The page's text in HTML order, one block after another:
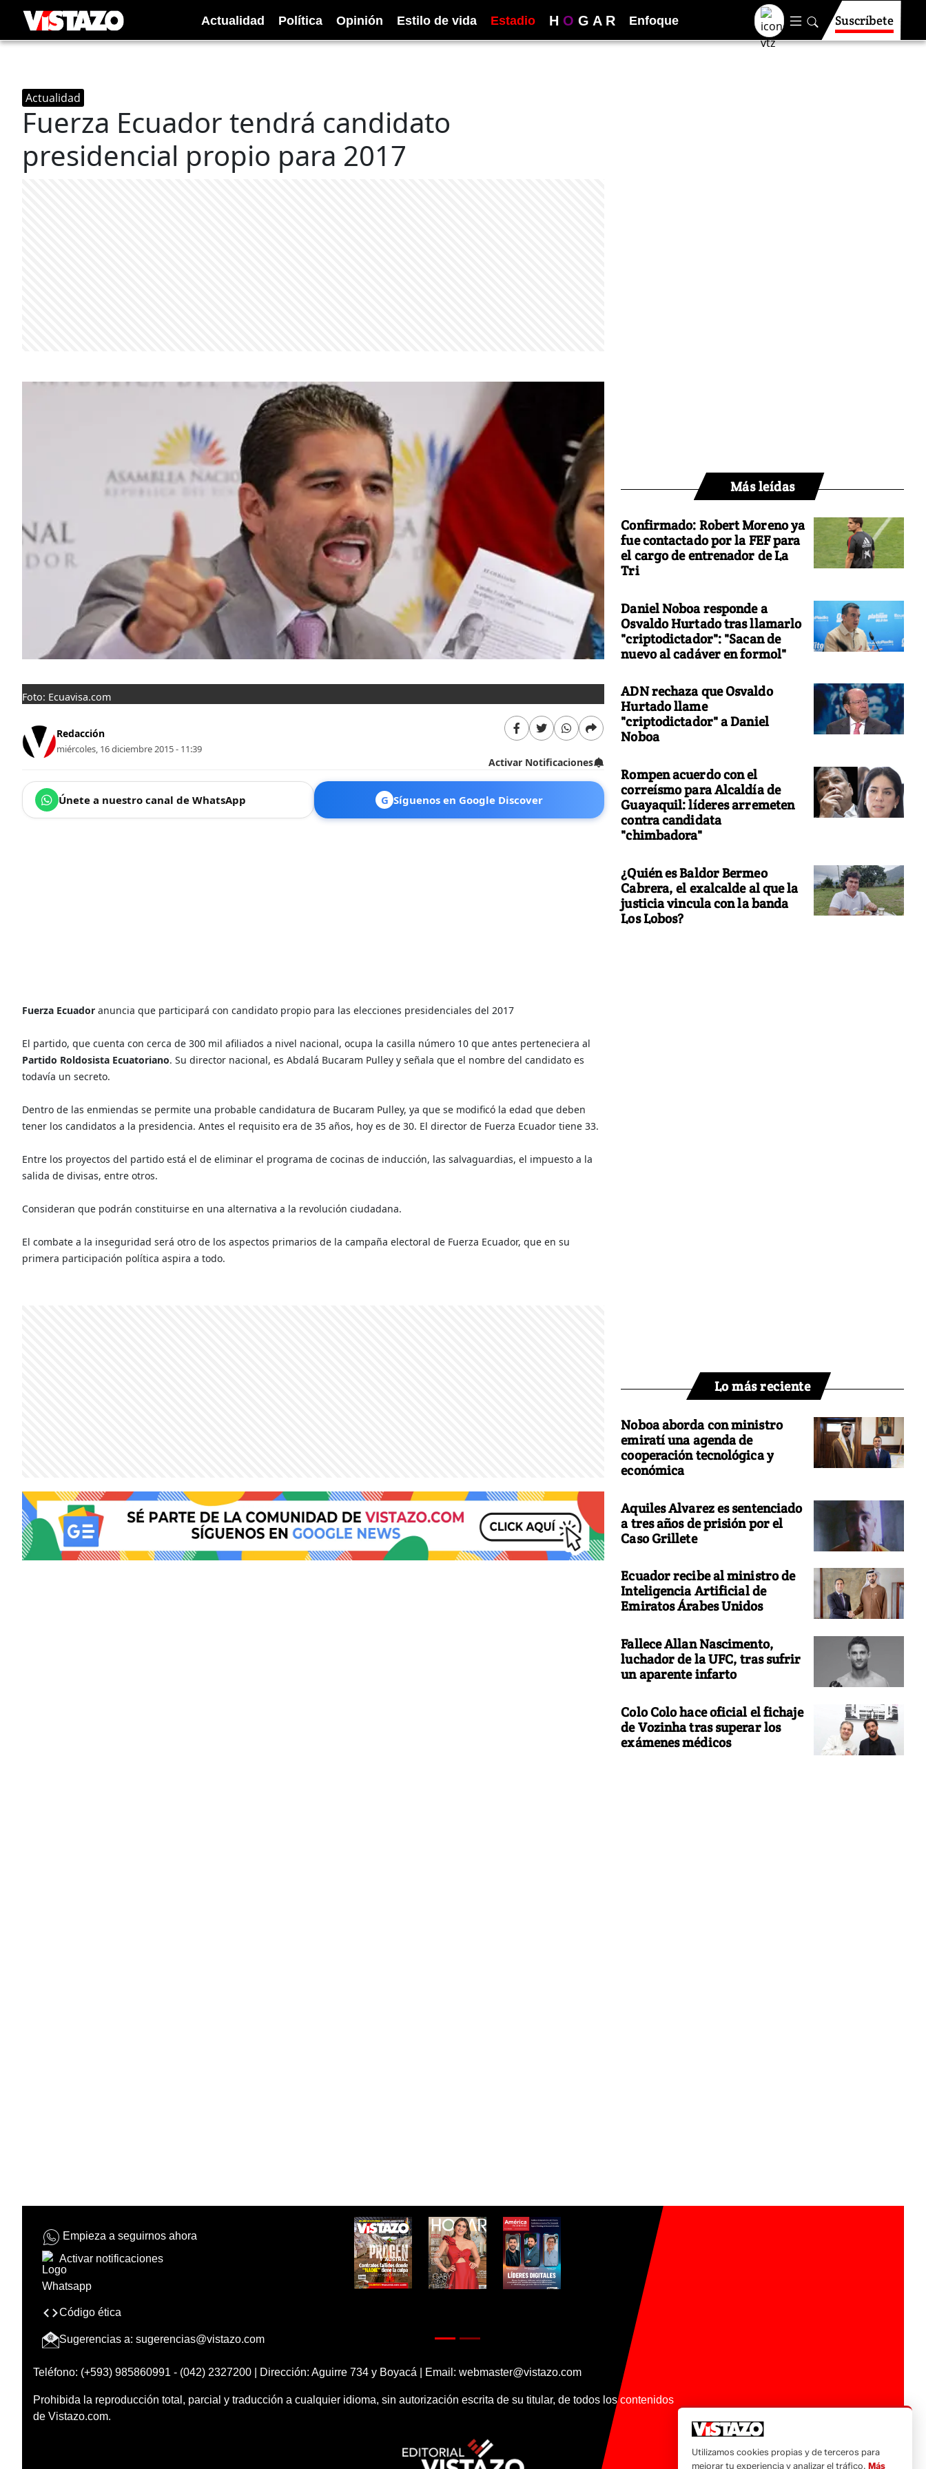
Actualidad Política Opinión Estilo de vida Estadio H O G A R Enfoque Suscríbete
Actualidad
Fuerza Ecuador tendrá candidato
presidencial propio para 2017
Foto: Ecuavisa.com
Redacción
miércoles, 16 diciembre 2015 - 11:39
Activar Notificaciones
Únete a nuestro canal de WhatsApp G Síguenos en Google Discover
Fuerza Ecuador anuncia que participará con candidato propio para las elecciones presidenciales del 2017
El partido, que cuenta con cerca de 300 mil afiliados a nivel nacional, ocupa la casilla número 10 que antes perteneciera al
Partido Roldosista Ecuatoriano. Su director nacional, es Abdalá Bucaram Pulley y señala que el nombre del candidato es
todavía un secreto.
Dentro de las enmiendas se permite una probable candidatura de Bucaram Pulley, ya que se modificó la edad que deben
tener los candidatos a la presidencia. Antes el requisito era de 35 años, hoy es de 30. El director de Fuerza Ecuador tiene 33.
Entre los proyectos del partido está el de eliminar el programa de cocinas de inducción, las salvaguardias, el impuesto a la
salida de divisas, entre otros.
Consideran que podrán constituirse en una alternativa a la revolución ciudadana.
El combate a la inseguridad será otro de los aspectos primarios de la campaña electoral de Fuerza Ecuador, que en su
primera participación política aspira a todo.
Más leídas
Confirmado: Robert Moreno ya
fue contactado por la FEF para
el cargo de entrenador de La
Tri
Daniel Noboa responde a
Osvaldo Hurtado tras llamarlo
"criptodictador": "Sacan de
nuevo al cadáver en formol"
ADN rechaza que Osvaldo
Hurtado llame
"criptodictador" a Daniel
Noboa
Rompen acuerdo con el
correísmo para Alcaldía de
Guayaquil: líderes arremeten
contra candidata
"chimbadora"
¿Quién es Baldor Bermeo
Cabrera, el exalcalde al que la
justicia vincula con la banda
Los Lobos?
Lo más reciente
Noboa aborda con ministro
emiratí una agenda de
cooperación tecnológica y
económica
Aquiles Alvarez es sentenciado
a tres años de prisión por el
Caso Grillete
Ecuador recibe al ministro de
Inteligencia Artificial de
Emiratos Árabes Unidos
Fallece Allan Nascimento,
luchador de la UFC, tras sufrir
un aparente infarto
Colo Colo hace oficial el fichaje
de Vozinha tras superar los
exámenes médicos
Empieza a seguirnos ahora
Activar notificaciones
Código ética
Sugerencias a: sugerencias@vistazo.com
Teléfono: (+593) 985860991 - (042) 2327200 | Dirección: Aguirre 734 y Boyacá | Email: webmaster@vistazo.com
Prohibida la reproducción total, parcial y traducción a cualquier idioma, sin autorización escrita de su titular, de todos los contenidos
de Vistazo.com.
Utilizamos cookies propias y de terceros para
mejorar tu experiencia y analizar el tráfico. Más